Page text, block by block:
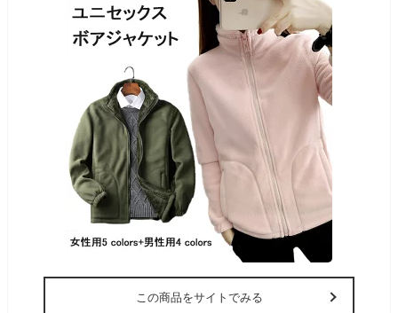
この商品をサイトでみる